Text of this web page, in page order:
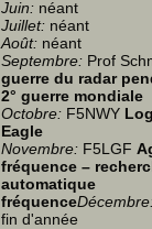
Juin: néant
Juillet: néant
Août: néant
Septembre: Prof
guerre du radar
2° guerre mondiale
Octobre: F5NWY
Eagle
Novembre: F5LGF
fréquence –
automatique
fréquence
fin d'année